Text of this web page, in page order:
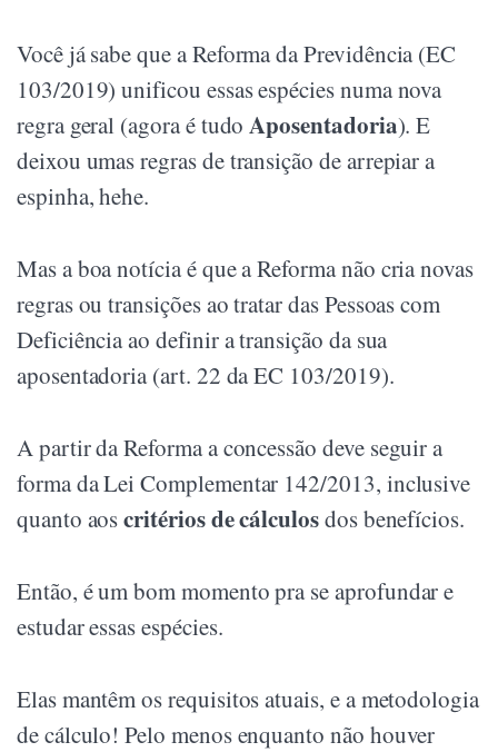
Você já sabe que a Reforma da Previdência (EC
103/2019) unificou essas espécies numa nova
regra geral (agora é tudoAposentadoria). E
deixou umas regras de transição de arrepiar a
espinha, hehe.
Mas a boa notícia é que a Reforma não cria novas
regras ou transições ao tratar das Pessoas com
Deficiência ao definir a transição da sua
aposentadoria (art. 22 da EC 103/2019).
A partir da Reforma a concessão deve seguir a
forma da Lei Complementar 142/2013, inclusive
quanto aoscritérios de cálculosdos benefícios.
Então, é um bom momento pra se aprofundar e
estudar essas espécies.
Elas mantêm os requisitos atuais, e a metodologia
de cálculo! Pelo menos enquanto não houver